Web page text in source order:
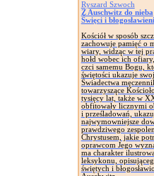
Ryszard Szwoch
Z Auschwitz do nieba
Święci i błogosławieni
Kościół w sposób
zachowuje pamięć o
wiary, widząc w tej
hołd wobec ich
czci samemu Bogu,
świętości ukazuje
Świadectwa
towarzyszące
tysięcy lat, także w
obfitowały licznymi
i prześladowań,
najwymowniejsze
prawdziwego
Chrystusem, jakie
oprawcom Jego
ma charakter
leksykonu,
świętych i